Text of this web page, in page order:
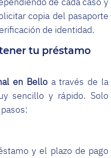
copia del pasaporte
de identidad.
tu préstamo
en Bello a través de la
sencillo y rápido. Solo
y el plazo de pago